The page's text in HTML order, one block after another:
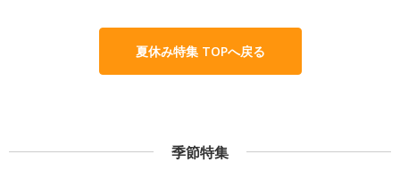
夏休み特集 TOPへ戻る
季節特集